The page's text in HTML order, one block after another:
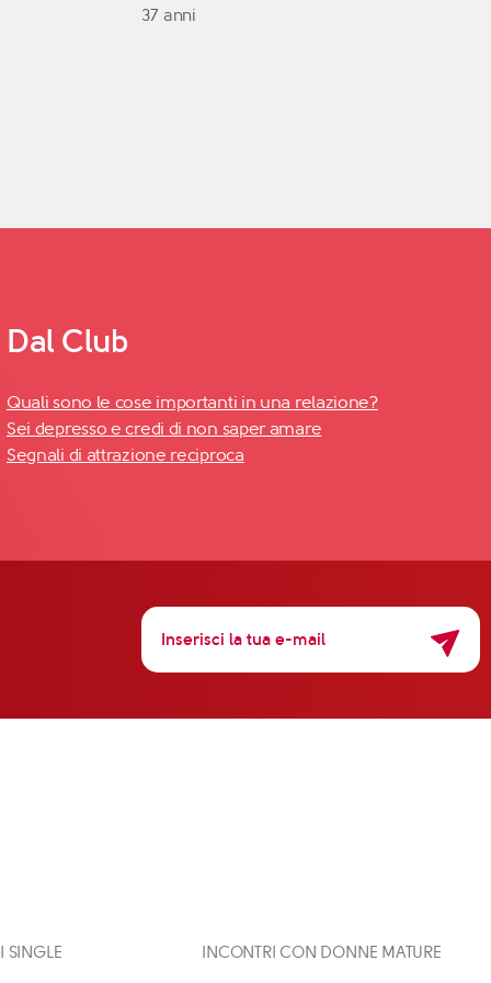
37 anni
Dal Club
Quali sono le cose importanti in una relazione?
Sei depresso e credi di non saper amare
Segnali di attrazione reciproca
SINGLE
INCONTRI CON DONNE MATURE